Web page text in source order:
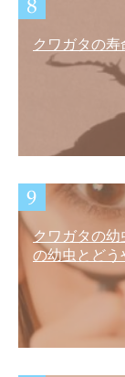
クワガタの寿
クワガタの幼
の幼虫とどう